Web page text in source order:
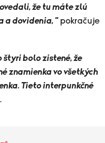
že tu máte zlú
a dovidenia, "pokračuje
bolo zistené, že
znamienka vo všetkých
Tieto interpunkčné